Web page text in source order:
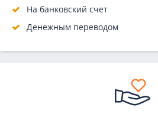
На банковский счет
Денежным переводом